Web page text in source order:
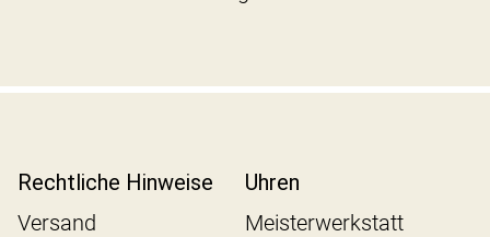
Rechtliche Hinweise
Versand
Uhren
Meisterwerkstatt